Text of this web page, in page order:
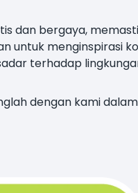
dan bergaya,
untuk menginspirasi
terhadap
dengan kami